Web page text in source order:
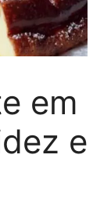
em
e